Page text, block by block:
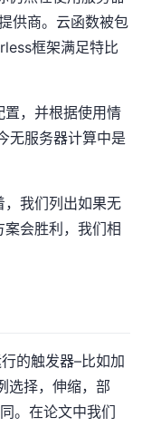
供商。云函数被包
框架满足特比
，并根据使用情
无服务器计算中是
我们列出如果无
会胜利，我们相
的触发器–比如加
选择，伸缩，部
。在论文中我们